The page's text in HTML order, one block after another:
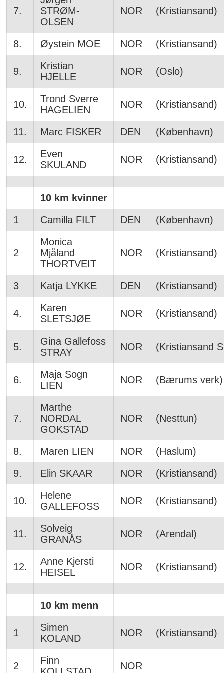
7.
STRØM-
OLSEN
NOR (Kristiansand)
8. Øystein MOE NOR (Kristiansand)
9.
Kristian
HJELLE
NOR (Oslo)
10.
Trond Sverre
HAGELIEN
NOR (Kristiansand)
11. Marc FISKER DEN (København)
12.
Even
SKULAND
NOR (Kristiansand)
10 km kvinner
1
Camilla FILT DEN (København)
2
Monica
Mjåland
THORTVEIT
NOR (Kristiansand)
3 Katja LYKKE DEN (Kristiansand)
4.
Karen
SLETSJØE
NOR (Kristiansand)
5.
Gina Gallefoss
STRAY
NOR (Kristiansand
6.
Maja Sogn
LIEN
NOR (Bærums verk)
7.
Marthe
NORDAL
GOKSTAD
NOR (Nesttun)
8. Maren LIEN NOR
(Haslum)
9.
Elin SKAAR NOR (Kristiansand)
10.
Helene
GALLEFOSS
NOR (Kristiansand)
11.
Solveig
GRANÅS
NOR (Arendal)
12.
Anne Kjersti
HEISEL
NOR (Kristiansand)
10 km menn
1
Simen
KOLAND
NOR (Kristiansand)
2
Finn
NOR